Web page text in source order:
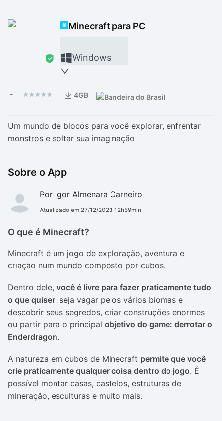
Minecraft para PC
Windows
- 4GB
Um mundo de blocos para você explorar, enfrentar
monstros e soltar sua imaginação
Sobre o App
Por Igor Almenara Carneiro
Atualizado em 27/12/2023 12h59min
O que é Minecraft?
Minecraft é um jogo de exploração, aventura e
criação num mundo composto por cubos.
Dentro dele, você é livre para fazer praticamente tudo
o que quiser, seja vagar pelos vários biomas e
descobrir seus segredos, criar construções enormes
ou partir para o principal objetivo do game: derrotar o
Enderdragon.
A natureza em cubos de Minecraft permite que você
crie praticamente qualquer coisa dentro do jogo. É
possível montar casas, castelos, estruturas de
mineração, esculturas e muito mais.